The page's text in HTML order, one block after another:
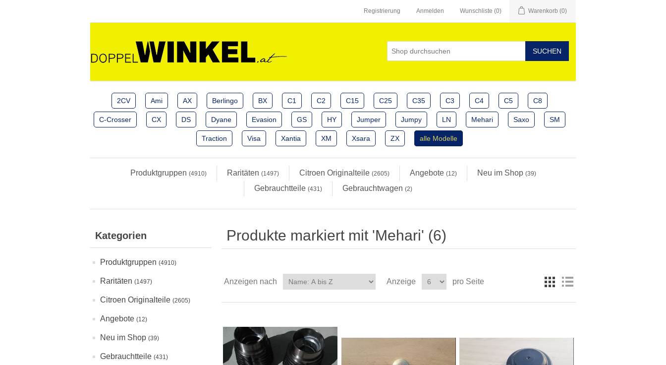
Registrierung Anmelden Wunschliste (0) Warenkorb (0)
2CV Ami AX Berlingo BX C1 C2 C15 C25 C35 C3 C4 C5 C8
C-Crosser CX DS Dyane Evasion GS HY Jumper Jumpy LN Mehari Saxo SM
Traction Visa Xantia XM Xsara ZX alle Modelle
Produktgruppen (4910) Raritäten (1497) Citroen Originalteile (2605) Angebote (12) Neu im Shop (39)
Gebrauchtteile (431) Gebrauchtwagen (2)
Kategorien
Produktgruppen (4910)
Raritäten (1497)
Citroen Originalteile (2605)
Angebote (12)
Neu im Shop (39)
Gebrauchtteile (431)
Produkte markiert mit 'Mehari' (6)
Anzeigen nach Anzeige pro Seite